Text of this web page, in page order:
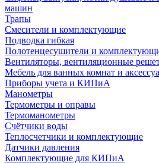
машин
Трапы
Смесители и комплектующие
Подводка гибкая
Полотенцесушители и
Вентиляторы, вентиляционные
Мебель для ванных комнат и
Приборы учета и КИПиА
Манометры
Термометры и оправы
Термоманометры
Счётчики воды
Теплосчетчики и комплектующие
Датчики давления
Комплектующие для КИПиА